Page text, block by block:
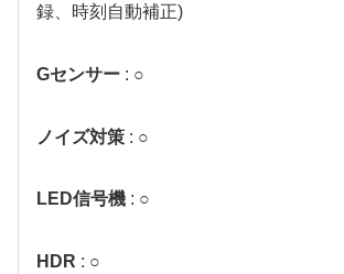
録、時刻自動補正)
Gセンサー : ○
ノイズ対策 : ○
LED信号機 : ○
HDR : ○